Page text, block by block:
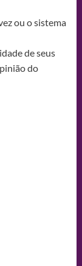
ou o sistema
de seus
do